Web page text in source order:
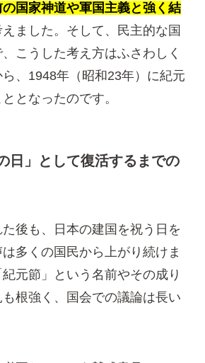
国家神道や軍国主義と強く結
えました。そして、民主的な国
こうした考え方はふさわしく
、1948年（昭和23年）に紀元
となったのです。
日」として復活するまでの
後も、日本の建国を祝う日を
多くの国民から上がり続けま
元節」という名前やその成り
根強く、国会での議論は長い